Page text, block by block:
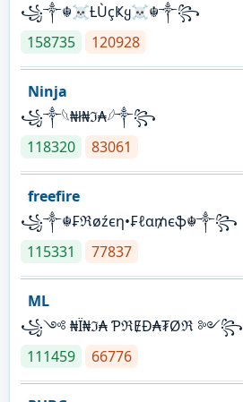
꧁༒☬☠Ƚ︎ÙçҜყ☠︎☬༒꧂
158735
120928
Ninja
꧁⁣༒𓆩₦ł₦ℑ₳𓆪༒꧂
118320
83061
freefire
꧁༒☬₣ℜøźєη•₣ℓα₥єֆ☬༒꧂
115331
77837
ML
꧁༺ ₦Ї₦ℑ₳ ƤℜɆĐ₳₮Øℜ ༻꧂
111459
66776